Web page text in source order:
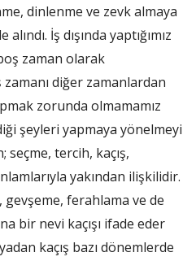
dinlenme ve zevk almaya
İş dışında yaptığımız
zaman olarak
diğer zamanlardan
zorunda olmamamız
şeyleri yapmaya yönelmeyi
tercih, kaçış,
yakından ilişkilidir.
gevşeme, ferahlama ve de
bir nevi kaçışı ifade eder
kaçış bazı dönemlerde